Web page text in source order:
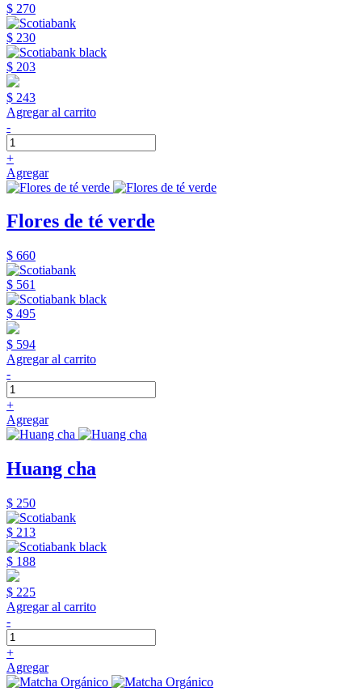
$ 270
$ 230
$ 203
$ 243
Agregar al carrito
-
+
Agregar
Flores de té verde
$ 660
$ 561
$ 495
$ 594
Agregar al carrito
-
+
Agregar
Huang cha
$ 250
$ 213
$ 188
$ 225
Agregar al carrito
-
+
Agregar